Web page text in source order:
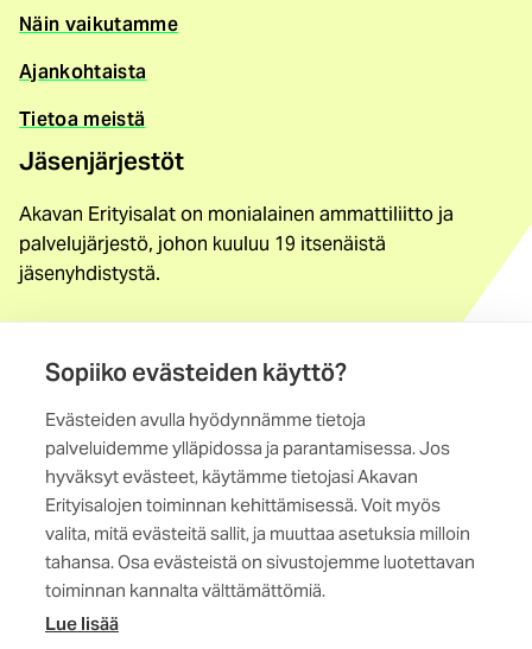
Sopiiko evästeiden käyttö?
Evästeiden avulla hyödynnämme tietoja
palveluidemme ylläpidossa ja parantamisessa. Jos
hyväksyt evästeet, käytämme tietojasi Akavan
Erityisalojen toiminnan kehittämisessä. Voit myös
valita, mitä evästeitä sallit, ja muuttaa asetuksia milloin
tahansa. Osa evästeistä on sivustojemme luotettavan
toiminnan kannalta välttämättömiä.
Lue lisää
Näin vaikutamme
Ajankohtaista
Tietoa meistä
Jäsenjärjestöt
Akavan Erityisalat on monialainen ammattiliitto ja
palvelujärjestö, johon kuuluu 19 itsenäistä
jäsenyhdistystä.
Löydä jäsenyhdistys
Yhteystiedot
Maistraatinportti 4 A, 6. krs
00240 Helsinki
Kaikki yhteystiedot